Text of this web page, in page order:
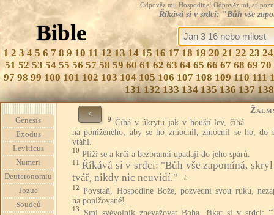
Odpověz mi, Hospodine! Odpověz mi, ať
Říkává si v srdci: "Bůh vše
Bible
1 2 3 4 5 6 7 8 9 10 11 12 13 14 15 16 17 18 19 20 21 22 23 24
51 52 53 54 55 56 57 58 59 60 61 62 63 64 65 66 67 68 69 70
97 98 99 100 101 102 103 104 105 106 107 108 109 110 111
131 132 133 134 135 136 137 138
Genesis
Exodus
Leviticus
Numeri
Deuteronomiu
Jozue
Soudců
<
9 Číhá v úkrytu jak v houští lev, číhá
na poníženého, aby se ho zmocnil, zmocnil se ho, do
vtáhl.
10 Plíží se a krčí a bezbranní upadají do jeho spárů.
11
Říkává si v srdci: "Bůh vše zapomíná,
tvář, nikdy nic neuvidí."
☆
12
Povstaň, Hospodine Bože, pozvedni svou ruku,
na ponižované!
13
Smí svévolník znevažovat Boha, říkat si v srdci: